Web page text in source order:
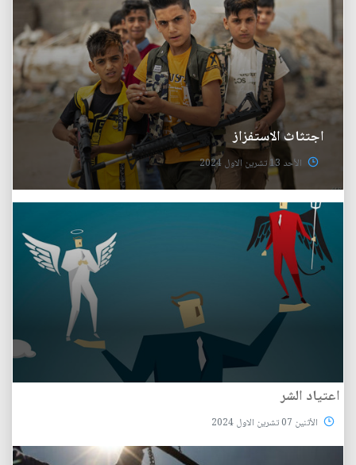
اجتثاث الاستفزاز
الأحد 13 تشرين الاول 2024
اعتياد الشر
الأثنين 07 تشرين الاول 2024